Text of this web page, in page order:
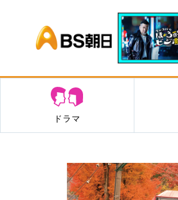
BS朝日
ドラマ